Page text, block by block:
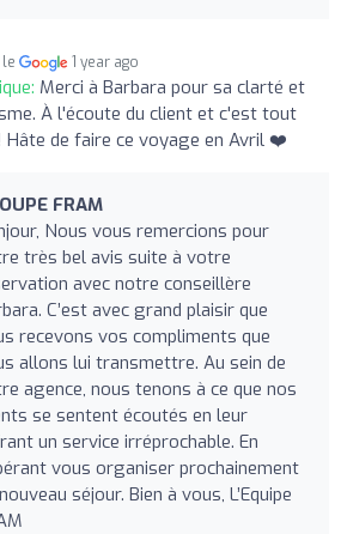
le 1 year ago
Merci à Barbara pour sa clarté et
À l'écoute du client et c'est tout
Hâte de faire ce voyage en Avril ❤️
FRAM
Nous vous remercions pour
très bel avis suite à votre
avec notre conseillère
C’est avec grand plaisir que
recevons vos compliments que
allons lui transmettre. Au sein de
agence, nous tenons à ce que nos
se sentent écoutés en leur
un service irréprochable. En
vous organiser prochainement
séjour. Bien à vous, L’Equipe